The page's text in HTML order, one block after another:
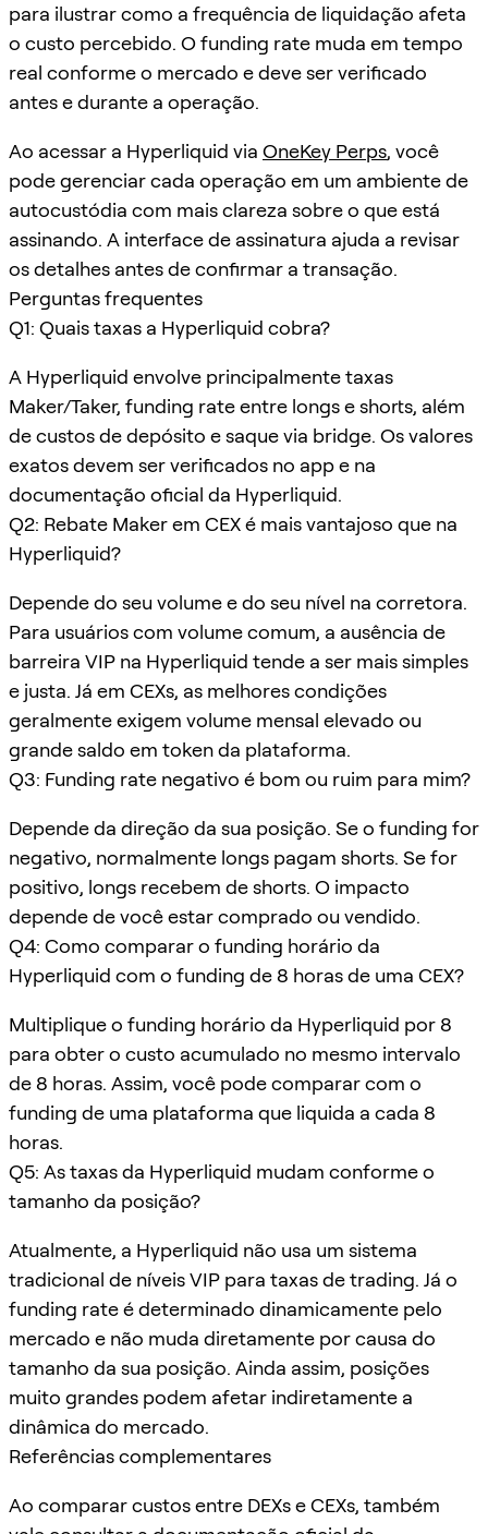
para ilustrar como a frequência de liquidação afeta
o custo percebido. O funding rate muda em tempo
real conforme o mercado e deve ser verificado
antes e durante a operação.
Ao acessar a Hyperliquid via OneKey Perps, você
pode gerenciar cada operação em um ambiente de
autocustódia com mais clareza sobre o que está
assinando. A interface de assinatura ajuda a revisar
os detalhes antes de confirmar a transação.
Perguntas frequentes
Q1: Quais taxas a Hyperliquid cobra?
A Hyperliquid envolve principalmente taxas
Maker/Taker, funding rate entre longs e shorts, além
de custos de depósito e saque via bridge. Os valores
exatos devem ser verificados no app e na
documentação oficial da Hyperliquid.
Q2: Rebate Maker em CEX é mais vantajoso que na
Hyperliquid?
Depende do seu volume e do seu nível na corretora.
Para usuários com volume comum, a ausência de
barreira VIP na Hyperliquid tende a ser mais simples
e justa. Já em CEXs, as melhores condições
geralmente exigem volume mensal elevado ou
grande saldo em token da plataforma.
Q3: Funding rate negativo é bom ou ruim para mim?
Depende da direção da sua posição. Se o funding for
negativo, normalmente longs pagam shorts. Se for
positivo, longs recebem de shorts. O impacto
depende de você estar comprado ou vendido.
Q4: Como comparar o funding horário da
Hyperliquid com o funding de 8 horas de uma CEX?
Multiplique o funding horário da Hyperliquid por 8
para obter o custo acumulado no mesmo intervalo
de 8 horas. Assim, você pode comparar com o
funding de uma plataforma que liquida a cada 8
horas.
Q5: As taxas da Hyperliquid mudam conforme o
tamanho da posição?
Atualmente, a Hyperliquid não usa um sistema
tradicional de níveis VIP para taxas de trading. Já o
funding rate é determinado dinamicamente pelo
mercado e não muda diretamente por causa do
tamanho da sua posição. Ainda assim, posições
muito grandes podem afetar indiretamente a
dinâmica do mercado.
Referências complementares
Ao comparar custos entre DEXs e CEXs, também